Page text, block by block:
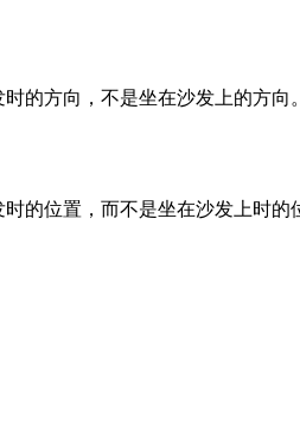
的方向，不是坐在沙发上的方向
的位置，而不是坐在沙发上时的